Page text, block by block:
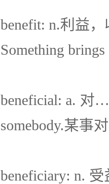
benefit: n.利益，
Something
beneficial: a. 对
somebody.某事
beneficiary: n. 受